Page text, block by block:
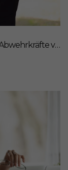
Natürliche 360º-Immunität: Wie du deine Abwehrkräfte von innen stärkst